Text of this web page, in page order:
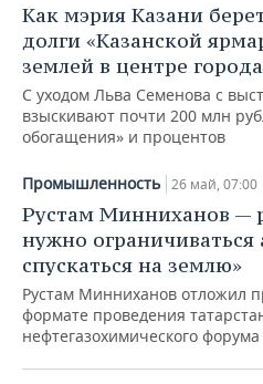
Как мэрия Казани
долги «Казанской
землей в центре города
С уходом Льва Семенова с
взыскивают почти 200 млн
обогащения» и процентов
Промышленность 26 май, 07:00
Рустам Минниханов —
нужно
спускаться на землю»
Рустам Минниханов отложил
формате проведения
нефтегазохимического